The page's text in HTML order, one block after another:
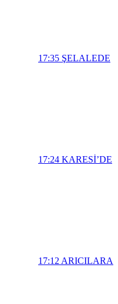
17:35 ŞELALEDE
17:24 KARESİ’DE
17:12 ARICILARA